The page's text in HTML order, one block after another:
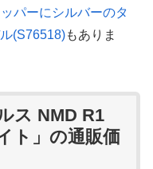
パーにシルバーのタ
(S76518)もありま
ス NMD R1
ト」の通販価